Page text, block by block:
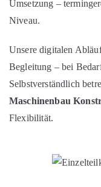
Umsetzung –
Niveau.
Unsere digitalen
Begleitung – bei
Selbstverständlich
Maschinenbau
Flexibilität.